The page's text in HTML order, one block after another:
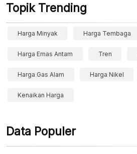
Topik Trending
Harga Minyak Harga Tembaga
Harga Emas Antam Tren
Harga Gas Alam Harga Nikel
Kenaikan Harga
Data Populer